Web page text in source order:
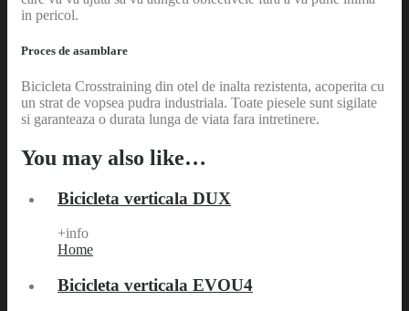
in pericol.
Proces de asamblare
Bicicleta Crosstraining din otel de inalta rezistenta, acoperita cu
un strat de vopsea pudra industriala. Toate piesele sunt sigilate
si garanteaza o durata lunga de viata fara intretinere.
You may also like…
Bicicleta verticala DUX
+info
Home
Bicicleta verticala EVOU4